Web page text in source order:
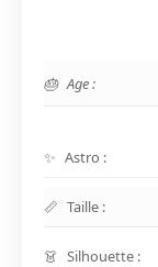
Age :
Astro :
Taille :
Silhouette :